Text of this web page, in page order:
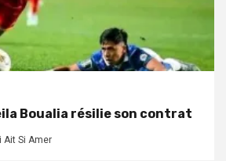
Boualia résilie son contrat
Ait Si Amer